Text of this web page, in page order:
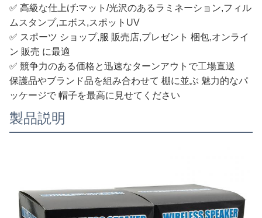
✅ 高級な仕上げ:マット/光沢のあるラミネーション,フィル
ムスタンプ,エボス,スポットUV
✅ スポーツ ショップ,服 販売店,プレゼント 梱包,オンライ
ン 販売 に最適
✅ 競争力のある価格と迅速なターンアウトで工場直送
保護品やブランド品を組み合わせて 棚に並ぶ 魅力的なパ
ッケージで 帽子を最高に見せてください
製品説明